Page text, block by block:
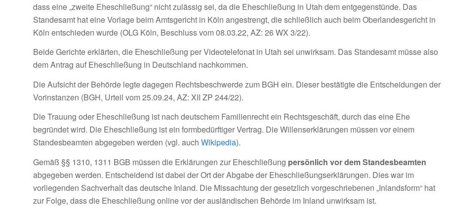
dass eine „zweite Eheschließung“ nicht zulässig sei, da die Eheschließung in Utah dem entgegenstünde. Das
Standesamt hat eine Vorlage beim Amtsgericht in Köln angestrengt, die schließlich auch beim Oberlandesgericht in
Köln entschieden wurde (OLG Köln, Beschluss vom 08.03.22, AZ: 26 WX 3/22).
Beide Gerichte erklärten, die Eheschließung per Videotelefonat in Utah sei unwirksam. Das Standesamt müsse also
dem Antrag auf Eheschließung in Deutschland nachkommen.
Die Aufsicht der Behörde legte dagegen Rechtsbeschwerde zum BGH ein. Dieser bestätigte die Entscheidungen der
Vorinstanzen (BGH, Urteil vom 25.09.24, AZ: XII ZP 244/22).
Die Trauung oder Eheschließung ist nach deutschem Familienrecht ein Rechtsgeschäft, durch das eine Ehe
begründet wird. Die Eheschließung ist ein formbedürftiger Vertrag. Die Willenserklärungen müssen vor einem
Standesbeamten abgegeben werden (vgl. auch Wikipedia).
Gemäß §§ 1310, 1311 BGB müssen die Erklärungen zur Eheschließung persönlich vor dem Standesbeamten
abgegeben werden. Entscheidend ist dabei der Ort der Abgabe der Eheschließungserklärungen. Dies war im
vorliegenden Sachverhalt das deutsche Inland. Die Missachtung der gesetzlich vorgeschriebenen „Inlandsform“ hat
zur Folge, dass die Eheschließung online vor der ausländischen Behörde im Inland unwirksam ist.